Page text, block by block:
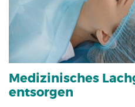
Medizinisches
entsorgen